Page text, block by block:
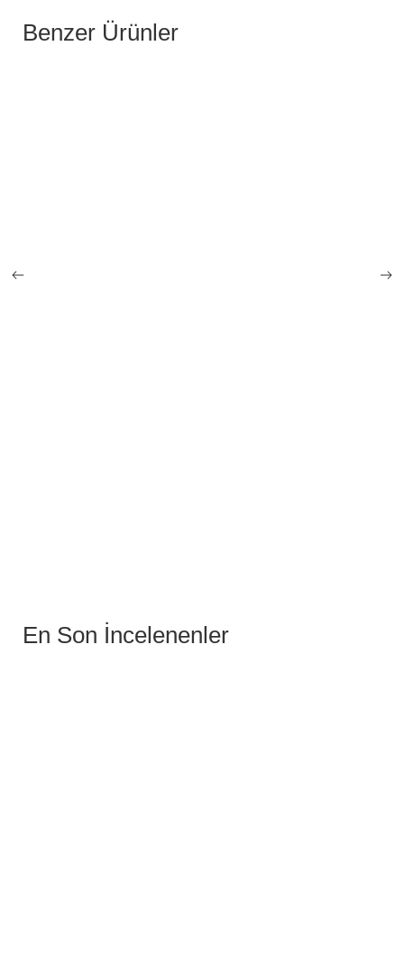
Benzer Ürünler
En Son İncelenenler